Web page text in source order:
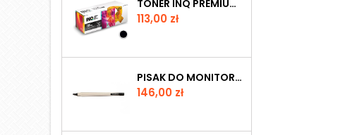
TONER INQ PREMIUM BROTHER TN 2421 BLACK
Cena
113,00 zł
PISAK DO MONITORÓW INTERAKTYWNYCH PROMETHEAN SERII NICKEL
Cena
146,00 zł